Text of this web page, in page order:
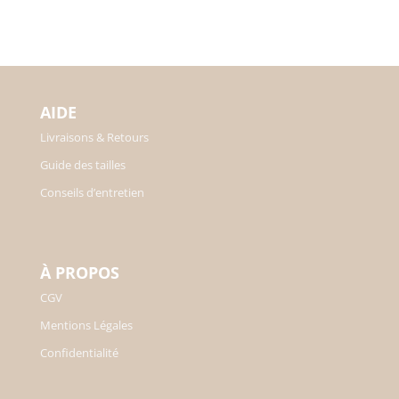
45,00€.28,00€.
AIDE
Livraisons & Retours
Guide des tailles
Conseils d’entretien
À PROPOS
CGV
Mentions Légales
Confidentialité